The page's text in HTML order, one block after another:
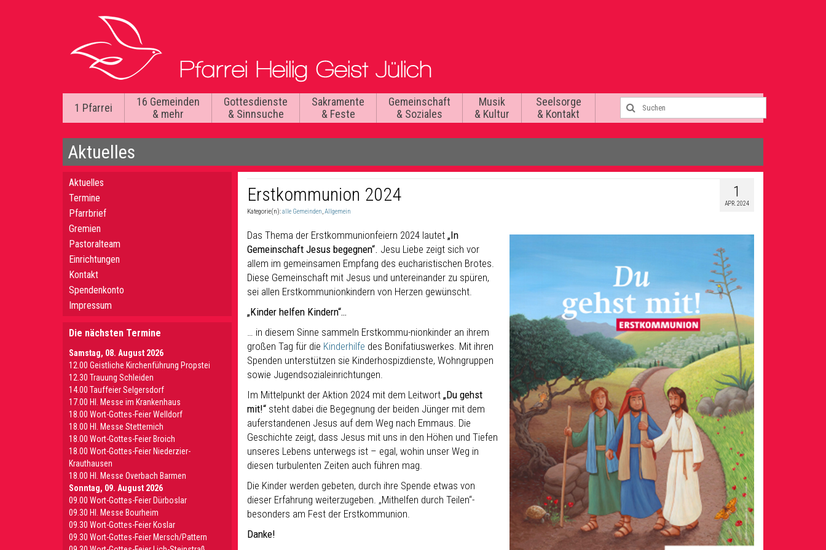
1 Pfarrei
16 Gemeinden
& mehr
Gottesdienste
& Sinnsuche
Sakramente
& Feste
Gemeinschaft
& Soziales
Musik
& Kultur
Seelsorge
& Kontakt
Aktuelles
1
APR. 2024
Erstkommunion 2024
Kategorie(n):alle Gemeinden,Allgemein
Das Thema der Erstkommunionfeiern 2024 lautet „In
Gemeinschaft Jesus begegnen“. Jesu Liebe zeigt sich vor
allem im gemeinsamen Empfang des eucharistischen Brotes.
Diese Gemeinschaft mit Jesus und untereinander zu spüren,
sei allen Erstkommunionkindern von Herzen gewünscht.
„Kinder helfen Kindern“…
… in diesem Sinne sammeln Erstkommu-nionkinder an ihrem
großen Tag für die Kinderhilfe des Bonifatiuswerkes. Mit ihren
Spenden unterstützen sie Kinderhospizdienste, Wohngruppen
sowie Jugendsozialeinrichtungen.
Im Mittelpunkt der Aktion 2024 mit dem Leitwort „Du gehst
mit!“ steht dabei die Begegnung der beiden Jünger mit dem
auferstandenen Jesus auf dem Weg nach Emmaus. Die
Geschichte zeigt, dass Jesus mit uns in den Höhen und Tiefen
unseres Lebens unterwegs ist – egal, wohin unser Weg in
diesen turbulenten Zeiten auch führen mag.
Die Kinder werden gebeten, durch ihre Spende etwas von
dieser Erfahrung weiterzugeben. „Mithelfen durch Teilen“-
besonders am Fest der Erstkommunion.
Danke!
Aktuelles
Termine
Pfarrbrief
Gremien
Pastoralteam
Einrichtungen
Kontakt
Spendenkonto
Impressum
Die nächsten Termine
Samstag, 08. August 2026
12.00 Geistliche Kirchenführung Propstei
12.30 Trauung Schleiden
14.00 Tauffeier Selgersdorf
17.00 Hl. Messe im Krankenhaus
18.00 Wort-Gottes-Feier Welldorf
18.00 Hl. Messe Stetternich
18.00 Wort-Gottes-Feier Broich
18.00 Wort-Gottes-Feier Niederzier-
Krauthausen
18.00 Hl. Messe Overbach Barmen
Sonntag, 09. August 2026
09.00 Wort-Gottes-Feier Dürboslar
09.30 HI. Messe Bourheim
09.30 Wort-Gottes-Feier Koslar
09.30 Wort-Gottes-Feier Mersch/Pattern